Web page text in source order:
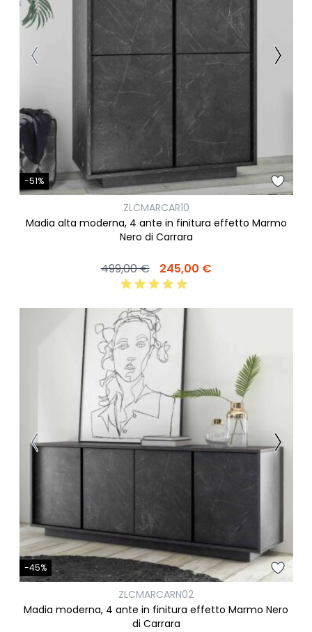
-51%
ZLCMARCAR10
Madia alta moderna, 4 ante in finitura effetto Marmo
Nero di Carrara
499,00 € 245,00 €
-45%
ZLCMARCARN02
Madia moderna, 4 ante in finitura effetto Marmo Nero
di Carrara